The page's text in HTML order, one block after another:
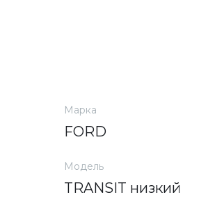
Марка
FORD
Модель
TRANSIT низкий